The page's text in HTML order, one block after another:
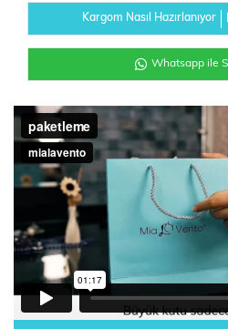
Kargom Nasıl Hazırlanıyor
Whatsapp ile